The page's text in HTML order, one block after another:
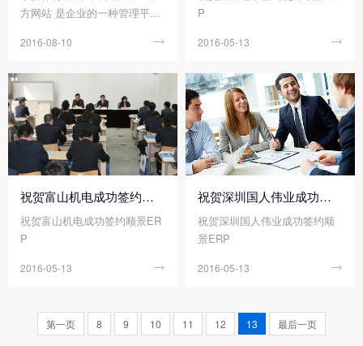
方网站 是企业的一种管理平
国）唯一官方网站 可以提高产
降低成本。实现了对整个企业
的管理，适应了企业在知识经
济时代市场竞争的需要。那么
乐投体育在线（中国）唯一官
方网站 要如何选购呢?就让企
业乐投体育在线（中国）唯一
官方网站 的专业人员为您说
2016-08-10 
P
2016-05-13 
祝贺富山机电成功签约顺景ERP
祝贺富山机电成功签约顺景ER
P
2016-05-13 
祝贺深圳国人伟业成功签约顺景ERP
祝贺深圳国人伟业成功签约顺
景ERP
2016-05-13 
第一页 8 9 10 11 12 13 最后一页